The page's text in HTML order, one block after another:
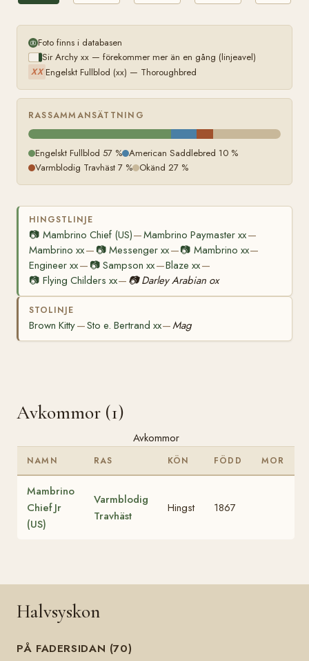
Foto finns i databasen
Sir Archy xx — förekommer mer än en gång (linjeavel)
XX Engelskt Fullblod (xx) — Thoroughbred
RASSAMMANSÄTTNING
Engelskt Fullblod 57 % American Saddlebred 10 %
Varmblodig Travhäst 7 % Okänd 27 %
HINGSTLINJE
📷 Mambrino Chief (US)—Mambrino Paymaster xx—
Mambrino xx— 📷Messenger xx—📷 Mambrino xx—
Engineer xx— 📷Sampson xx—Blaze xx—
📷 Flying Childers xx— 📷 Darley Arabian ox
STOLINJE
Brown Kitty—Sto e. Bertrand xx—Mag
Avkommor (1)
Avkommor
NAMN RAS KÖN FÖDD MOR
Mambrino
Chief Jr
(US)
Varmblodig
Travhäst
Hingst 1867
Halvsyskon
PÅ FADERSIDAN (70)